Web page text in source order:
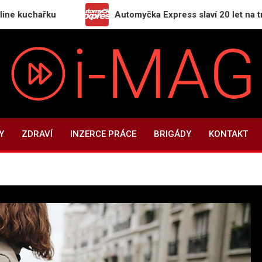
Automyčka Express slaví 20 let na trhu novou
i-MAG.CZ
ZDRAVÍ INZERCE PRÁCE BRIGÁDY KONTAKT